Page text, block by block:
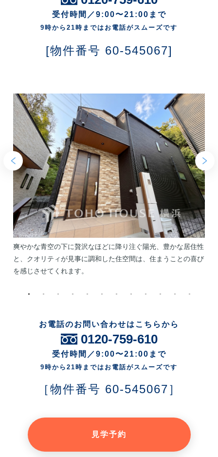
受付時間／9:00〜21:00まで
9時から21時まではお電話がスムーズです
[物件番号 60-545067]
爽やかな青空の下に贅沢なほどに降り注ぐ陽光、豊かな居住性
と、クオリティが見事に調和した住空間は、住まうことの喜び
を感じさせてくれます。
お電話のお問い合わせはこちらから
0120-759-610
受付時間／9:00〜21:00まで
9時から21時まではお電話がスムーズです
［物件番号 60-545067］
見学予約